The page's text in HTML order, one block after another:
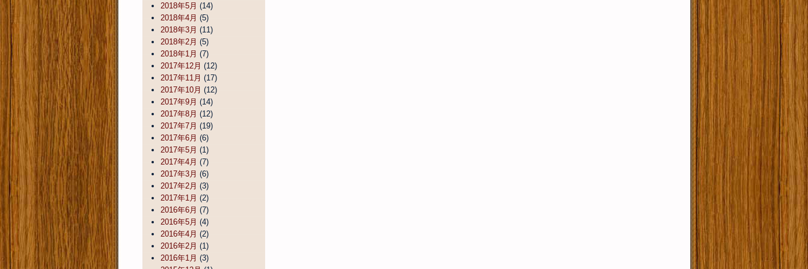
2018年5月 (14)
2018年4月 (5)
2018年3月 (11)
2018年2月 (5)
2018年1月 (7)
2017年12月 (12)
2017年11月 (17)
2017年10月 (12)
2017年9月 (14)
2017年8月 (12)
2017年7月 (19)
2017年6月 (6)
2017年5月 (1)
2017年4月 (7)
2017年3月 (6)
2017年2月 (3)
2017年1月 (2)
2016年6月 (7)
2016年5月 (4)
2016年4月 (2)
2016年2月 (1)
2016年1月 (3)